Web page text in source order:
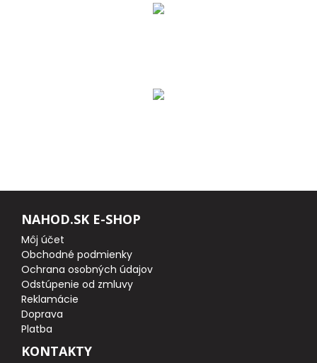
NAHOD.SK E-SHOP
Môj účet
Obchodné podmienky
Ochrana osobných údajov
Odstúpenie od zmluvy
Reklamácie
Doprava
Platba
KONTAKTY
NÁHRADNÉ CIEVKY
DOPLNKY K NAVIJAKOM
BIŽUTÉRIA